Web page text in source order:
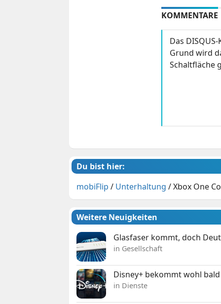
KOMMENTARE
Das
Grund wird
Schaltfläche
Du bist hier:
mobiFlip / Unterhaltung /Xbox One
Weitere Neuigkeiten
Glasfaser kommt, doch
in Gesellschaft
Disney+ bekommt wohl
in Dienste